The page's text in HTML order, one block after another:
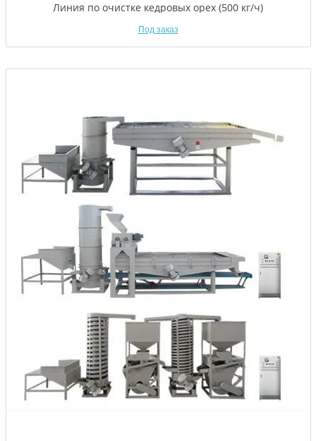
Линия по очистке кедровых орех (500 кг/ч)
Под заказ